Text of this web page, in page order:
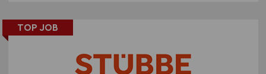
TOP JOB